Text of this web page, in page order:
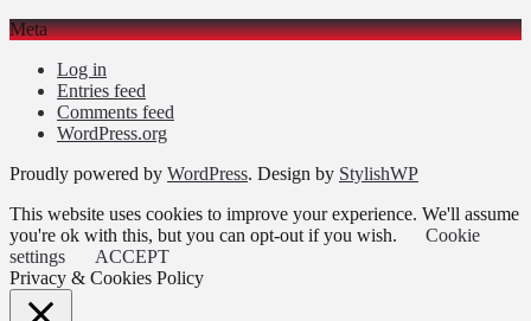
Meta
Log in
Entries feed
Comments feed
WordPress.org
Proudly powered by WordPress. Design by StylishWP
This website uses cookies to improve your experience. We'll assume
you're ok with this, but you can opt-out if you wish.
Cookie
settings
ACCEPT
Privacy & Cookies Policy